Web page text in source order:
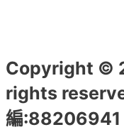
Copyright ©
rights
編:88206941